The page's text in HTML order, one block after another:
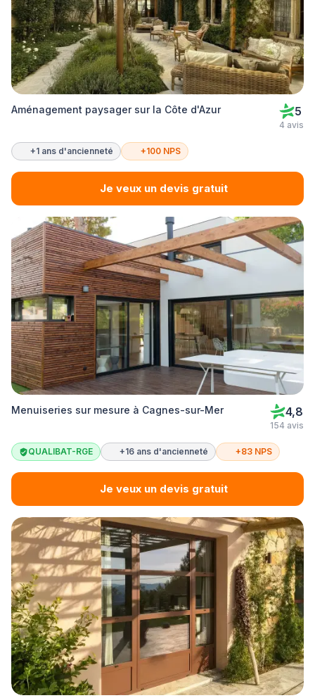
Aménagement paysager sur la Côte d'Azur 5
4 avis
+1 ans d'ancienneté +100 NPS
Je veux un devis gratuit
Menuiseries sur mesure à Cagnes-sur-Mer 4,8
154 avis
QUALIBAT-RGE +16 ans d'ancienneté +83 NPS
Je veux un devis gratuit